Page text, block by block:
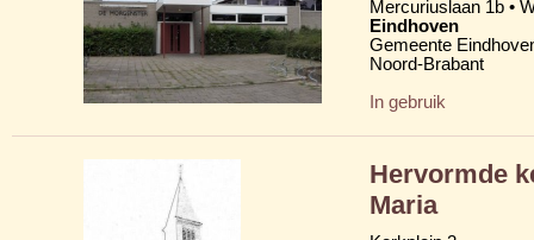
Mercuriuslaan 1b •
Eindhoven
Gemeente
Noord-Brabant
In gebruik
Hervormde
Maria